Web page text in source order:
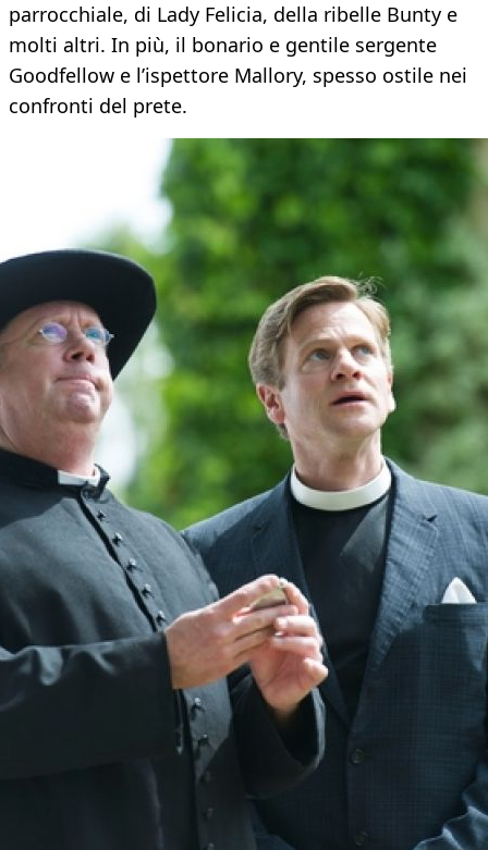
parrocchiale, di Lady Felicia, della ribelle Bunty e
molti altri. In più, il bonario e gentile sergente
Goodfellow e l’ispettore Mallory, spesso ostile nei
confronti del prete.